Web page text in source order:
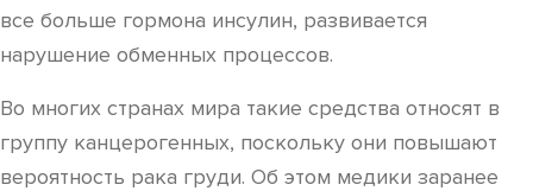
все больше гормона инсулин, развивается
нарушение обменных процессов.
Во многих странах мира такие средства относят в
группу канцерогенных, поскольку они повышают
вероятность рака груди. Об этом медики заранее